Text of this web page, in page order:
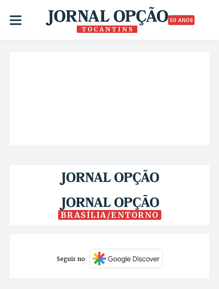
50 ANOS
BRASÍLIA/ENTORNO
Seguir no